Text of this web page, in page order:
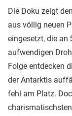
Die Doku zeigt
aus völlig neuen
eingesetzt, die an
aufwendigen
Folge entdecken
der Antarktis
fehl am Platz.